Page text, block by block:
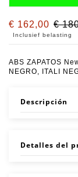
€ 162,00 €
Inclusief belasting
ABS ZAPATOS
NEGRO, ITALI
Descripción
Detalles del